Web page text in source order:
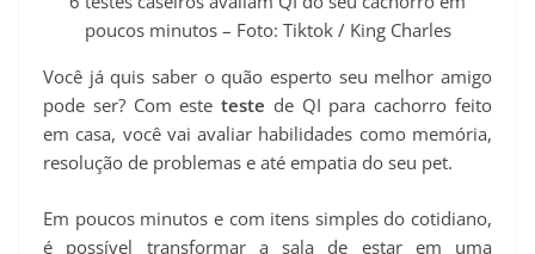
poucos minutos – Foto: Tiktok / King Charles
Você já quis saber o quão esperto seu melhor amigo
pode ser? Com esteteste de QI para cachorro feito
em casa, você vai avaliar habilidades como memória,
resolução de problemas e até empatia do seu pet.
Em poucos minutos e com itens simples do cotidiano,
é possível transformar a sala de estar em uma